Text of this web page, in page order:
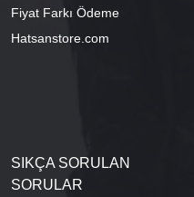
Fiyat Farkı Ödeme
Hatsanstore.com
SIKÇA SORULAN
SORULAR